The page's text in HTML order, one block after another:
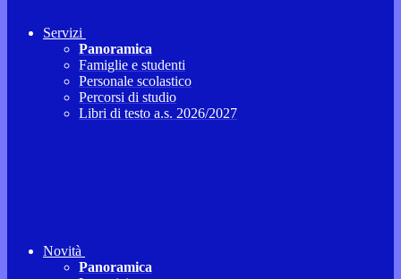
Servizi
Panoramica
Famiglie e studenti
Personale scolastico
Percorsi di studio
Libri di testo a.s. 2026/2027
Novità
Panoramica